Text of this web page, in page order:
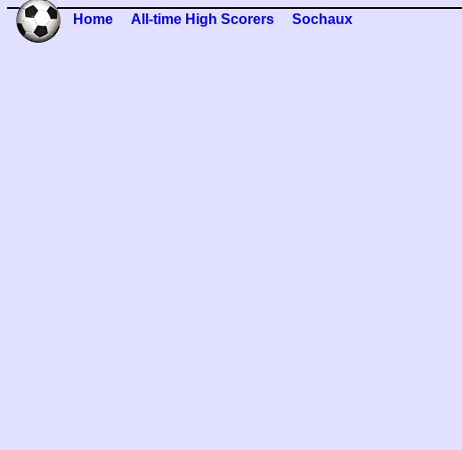
Home All-time High Scorers Sochaux